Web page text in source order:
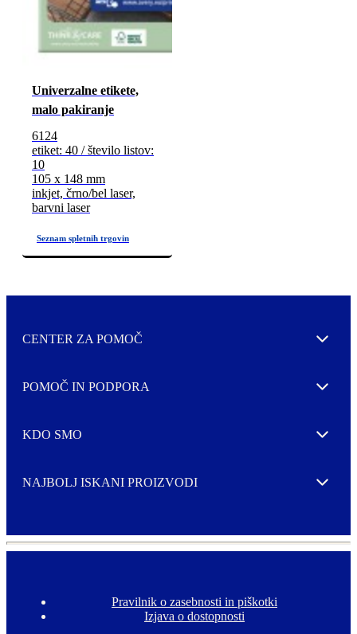
Univerzalne etikete,
malo pakiranje
6124
etiket: 40 / število listov:
10
105 x 148 mm
inkjet, črno/bel laser,
barvni laser
CENTER ZA POMOČ Expand
POMOČ IN PODPORA Expand
KDO SMO Expand
NAJBOLJ ISKANI PROIZVODI Expand
F
o
Pravilnik o zasebnosti in piškotki
Izjava o dostopnosti